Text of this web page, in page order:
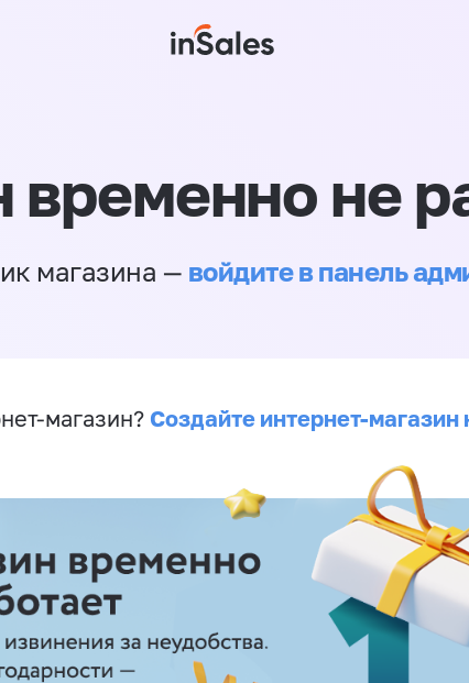
временно не
магазина — войдите в панель
магазин? Создайте интернет-магазин